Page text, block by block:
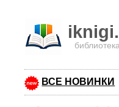
ВСЕ НОВИНКИ